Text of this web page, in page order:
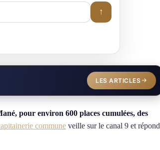
↑
LES ARTICLES
pour environ 600 places cumulées, des
commune veille sur le canal 9 et répond